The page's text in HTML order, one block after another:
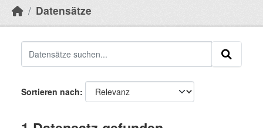
Datensätze
Sortieren nach